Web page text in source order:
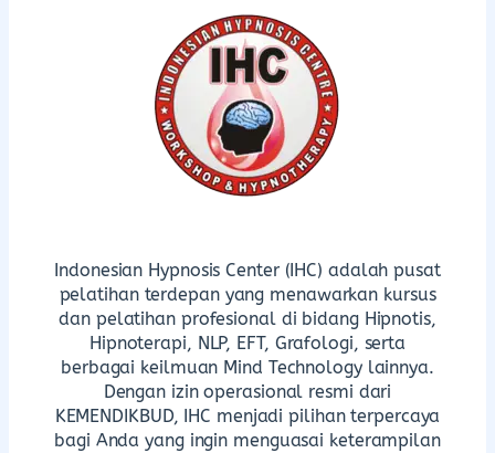
Indonesian Hypnosis Center (IHC) adalah pusat
pelatihan terdepan yang menawarkan kursus
dan pelatihan profesional di bidang Hipnotis,
Hipnoterapi, NLP, EFT, Grafologi, serta
berbagai keilmuan Mind Technology lainnya.
Dengan izin operasional resmi dari
KEMENDIKBUD, IHC menjadi pilihan terpercaya
bagi Anda yang ingin menguasai keterampilan